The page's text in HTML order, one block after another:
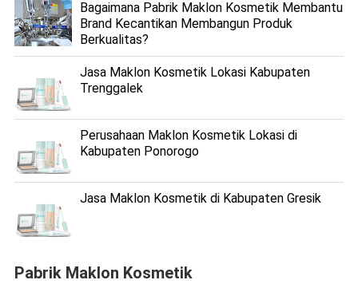
Bagaimana Pabrik Maklon Kosmetik Membantu
Brand Kecantikan Membangun Produk
Berkualitas?
Jasa Maklon Kosmetik Lokasi Kabupaten
Trenggalek
Perusahaan Maklon Kosmetik Lokasi di
Kabupaten Ponorogo
Jasa Maklon Kosmetik di Kabupaten Gresik
Pabrik Maklon Kosmetik